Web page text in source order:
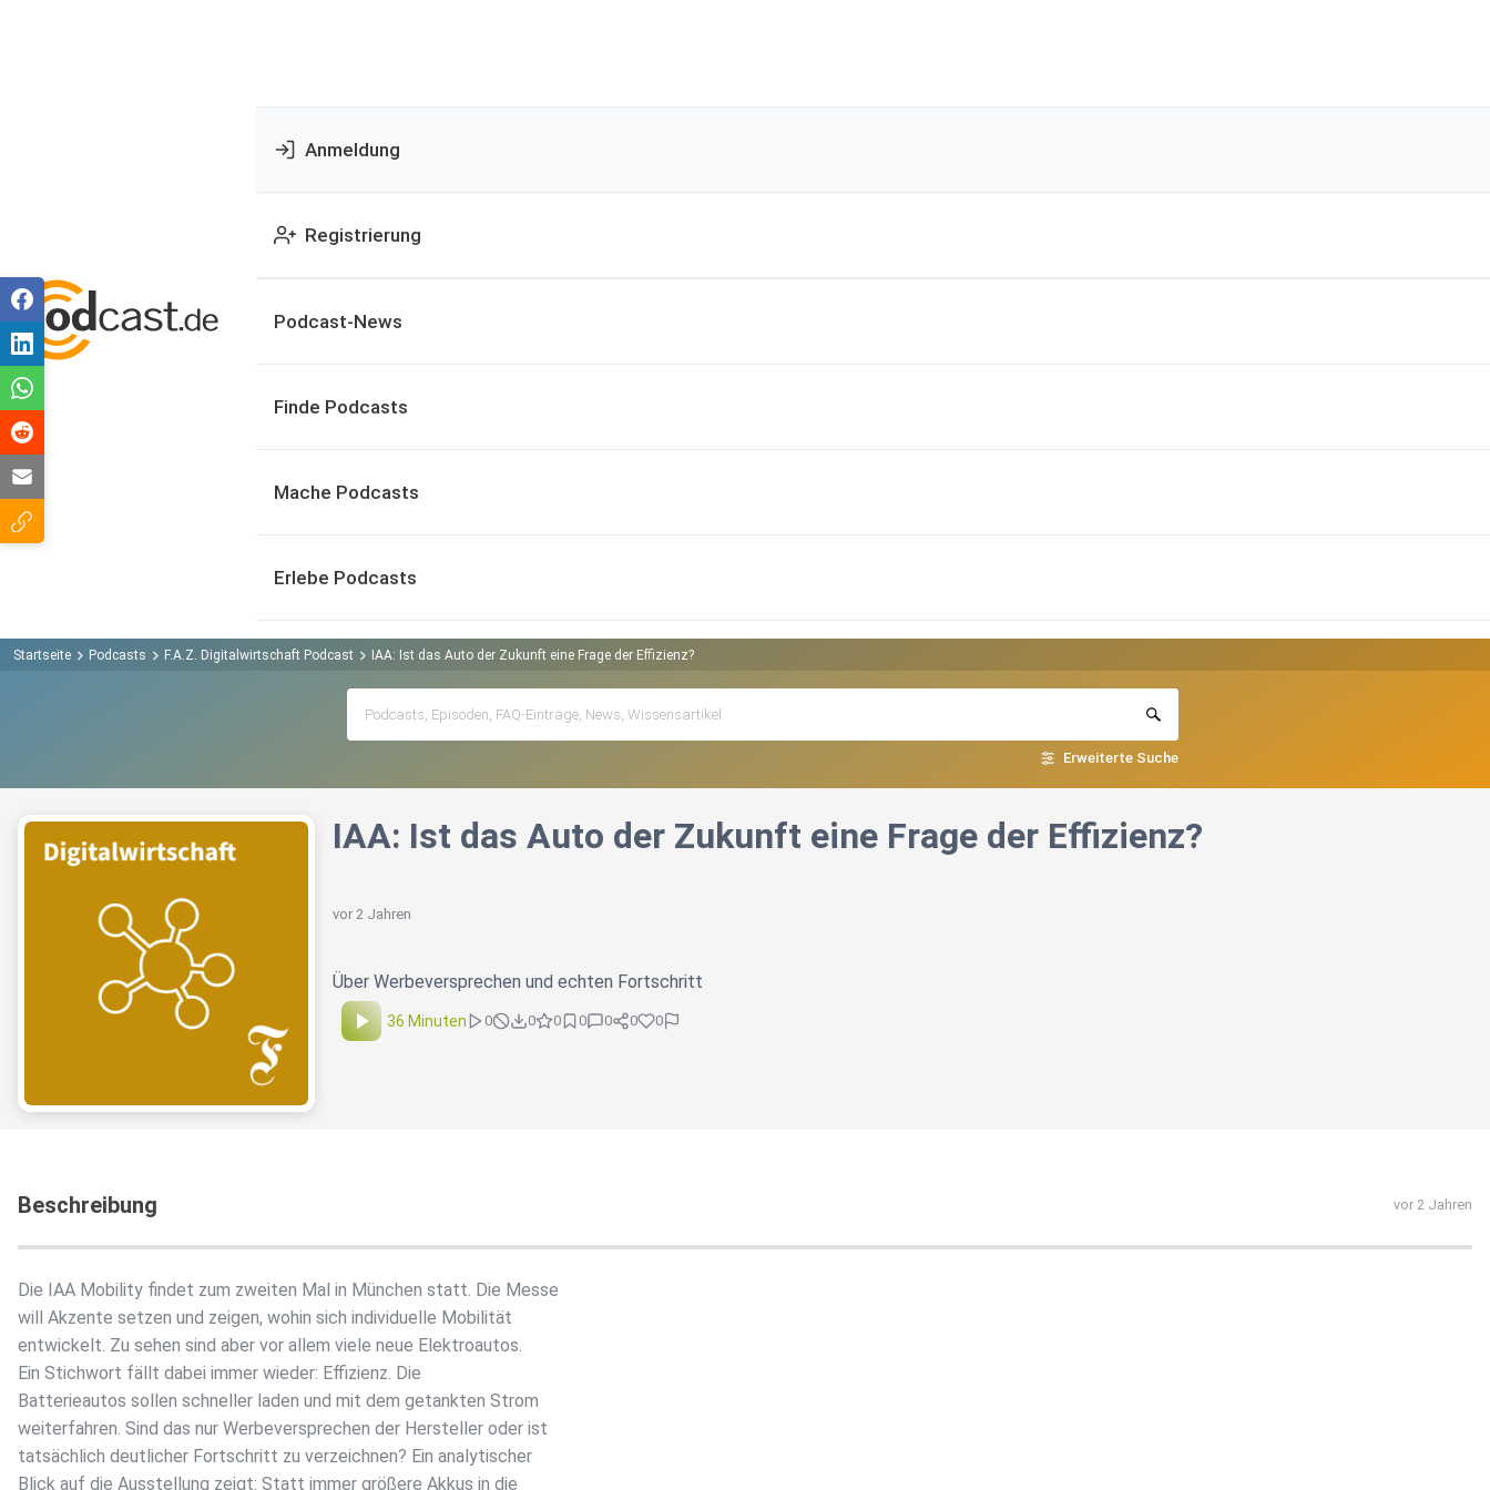
Anmeldung
Registrierung
Podcast-News
Finde Podcasts
Mache Podcasts
Erlebe Podcasts
Startseite Podcasts F.A.Z. Digitalwirtschaft Podcast IAA: Ist das Auto der Zukunft eine Frage der Effizienz?
Erweiterte Suche
IAA: Ist das Auto der Zukunft eine Frage der Effizienz?
vor 2 Jahren
Über Werbeversprechen und echten Fortschritt
36 Minuten 0 0 0 0 0 0 0
Beschreibung vor 2 Jahren
Die IAA Mobility findet zum zweiten Mal in München statt. Die Messe
will Akzente setzen und zeigen, wohin sich individuelle Mobilität
entwickelt. Zu sehen sind aber vor allem viele neue Elektroautos.
Ein Stichwort fällt dabei immer wieder: Effizienz. Die
Batterieautos sollen schneller laden und mit dem getankten Strom
weiterfahren. Sind das nur Werbeversprechen der Hersteller oder ist
tatsächlich deutlicher Fortschritt zu verzeichnen? Ein analytischer
Blick auf die Ausstellung zeigt: Statt immer größere Akkus in die